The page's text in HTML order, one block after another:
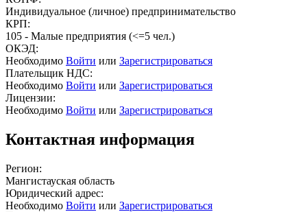
Индивидуальное (личное) предпринимательство
КРП:
105 - Малые предприятия (<=5 чел.)
ОКЭД:
Необходимо Войти или Зарегистрироваться
Плательщик НДС:
Необходимо Войти или Зарегистрироваться
Лицензии:
Необходимо Войти или Зарегистрироваться
Контактная информация
Регион:
Мангистауская область
Юридический адрес:
Необходимо Войти или Зарегистрироваться